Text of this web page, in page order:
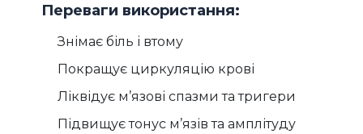
Переваги використання:
Знімає біль і втому
Покращує циркуляцію крові
Ліквідує м’язові спазми та тригери
Підвищує тонус м’язів та амплітуду